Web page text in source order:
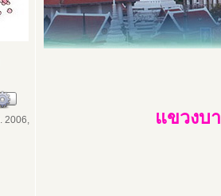
2006,
แขวงบ